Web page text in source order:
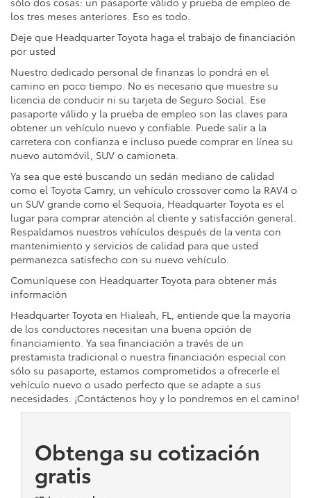
los tres meses anteriores. Eso es todo.
Deje que Headquarter Toyota haga el trabajo de financiación
por usted
Nuestro dedicado personal de finanzas lo pondrá en el
camino en poco tiempo. No es necesario que muestre su
licencia de conducir ni su tarjeta de Seguro Social. Ese
pasaporte válido y la prueba de empleo son las claves para
obtener un vehículo nuevo y confiable. Puede salir a la
carretera con confianza e incluso puede comprar en línea su
nuevo automóvil, SUV o camioneta.
Ya sea que esté buscando un sedán mediano de calidad
como el Toyota Camry, un vehículo crossover como la RAV4 o
un SUV grande como el Sequoia, Headquarter Toyota es el
lugar para comprar atención al cliente y satisfacción general.
Respaldamos nuestros vehículos después de la venta con
mantenimiento y servicios de calidad para que usted
permanezca satisfecho con su nuevo vehículo.
Comuníquese con Headquarter Toyota para obtener más
información
Headquarter Toyota en Hialeah, FL, entiende que la mayoría
de los conductores necesitan una buena opción de
financiamiento. Ya sea financiación a través de un
prestamista tradicional o nuestra financiación especial con
sólo su pasaporte, estamos comprometidos a ofrecerle el
vehículo nuevo o usado perfecto que se adapte a sus
necesidades. ¡Contáctenos hoy y lo pondremos en el camino!
Obtenga su cotización
gratis